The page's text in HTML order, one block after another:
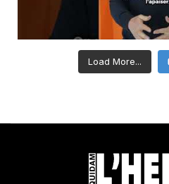
Load More...